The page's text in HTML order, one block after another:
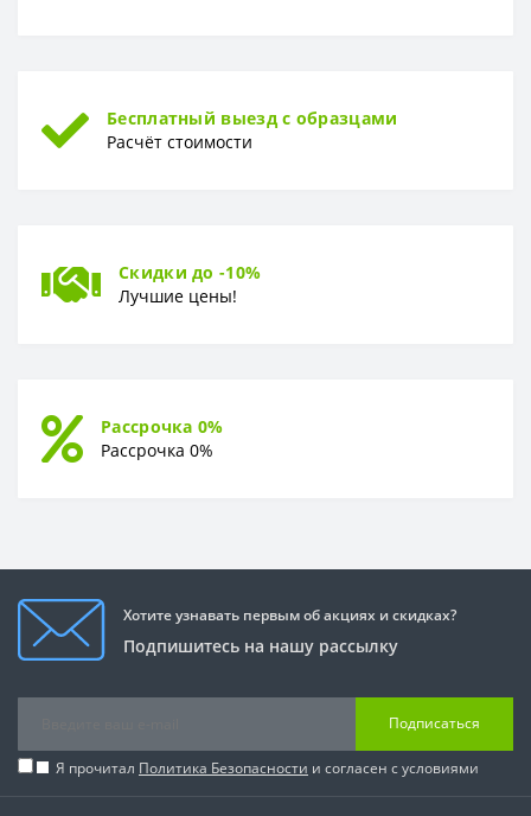
Бесплатный выезд с образцами
Расчёт стоимости
Скидки до -10%
Лучшие цены!
Рассрочка 0%
Рассрочка 0%
Хотите узнавать первым об акциях и скидках?
Подпишитесь на нашу рассылку
Подписаться
Я прочитал Политика Безопасности и согласен с условиями